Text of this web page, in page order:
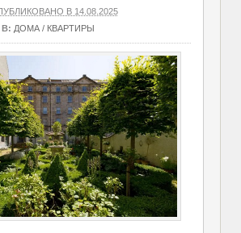
В 14.08.2025
ДОМА / КВАРТИРЫ